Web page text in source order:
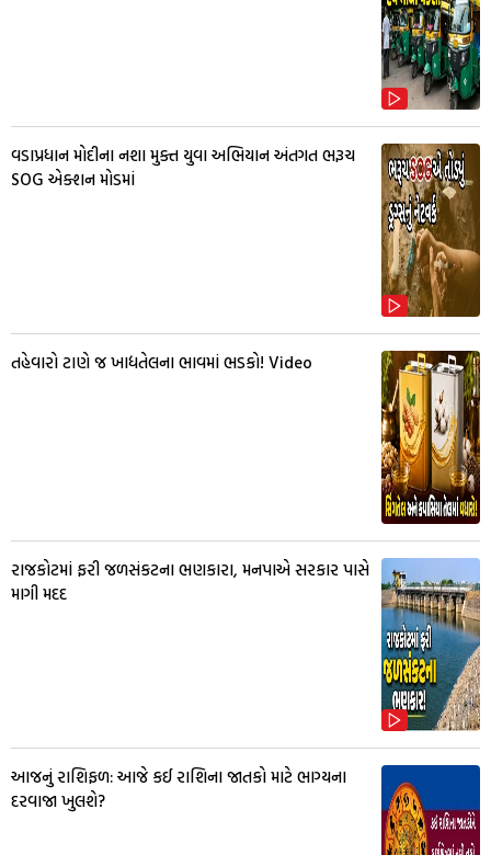
વડાપ્રધાન મોદીના નશા મુક્ત યુવા અભિયાન અંતગત ભરૂચ
SOG એક્શન મોડમાં
તહેવારો ટાણે જ ખાદ્યતેલના ભાવમાં ભડકો! Video
રાજકોટમાં ફરી જળસંકટના ભણકારા, મનપાએ સરકાર પાસે
માગી મદદ
આજનું રાશિફળ: આજે કઈ રાશિના જાતકો માટે ભાગ્યના
દરવાજા ખુલશે?